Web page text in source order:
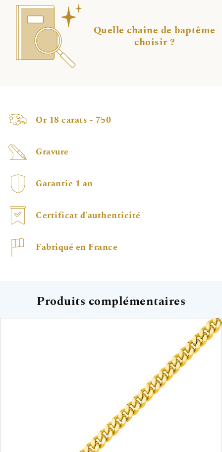
Quelle chaine de baptême
choisir ?
Or 18 carats - 750
Gravure
Garantie 1 an
Certificat d'authenticité
Fabriqué en France
Produits complémentaires